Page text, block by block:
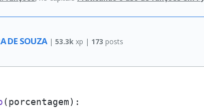
DE SOUZA | 53.3k xp | 173 posts
(porcentagem):